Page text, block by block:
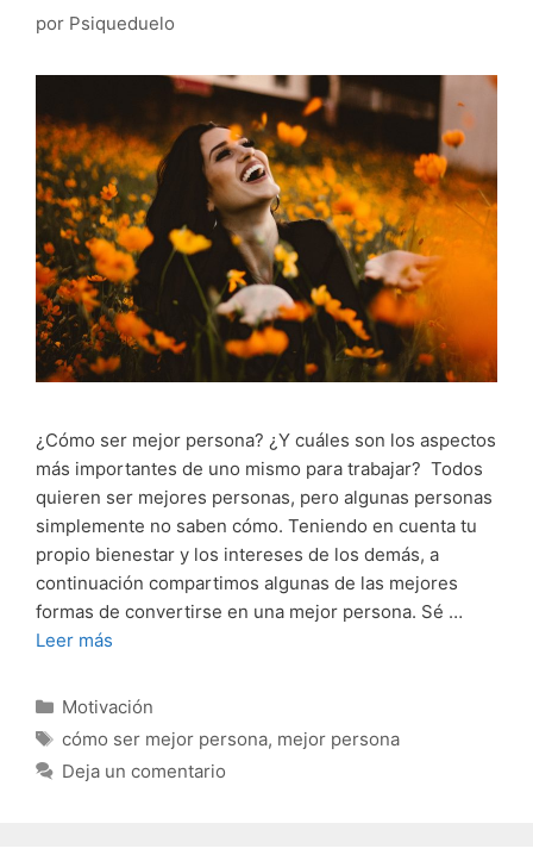
por Psiqueduelo
¿Cómo ser mejor persona? ¿Y cuáles son los aspectos
más importantes de uno mismo para trabajar? Todos
quieren ser mejores personas, pero algunas personas
simplemente no saben cómo. Teniendo en cuenta tu
propio bienestar y los intereses de los demás, a
continuación compartimos algunas de las mejores
formas de convertirse en una mejor persona. Sé …
Leer más
Categorías
Motivación
Etiquetas
cómo ser mejor persona, mejor persona
Deja un comentario